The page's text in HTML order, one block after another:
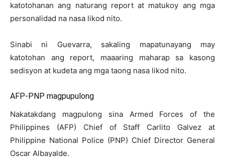
katotohanan ang naturang report at matukoy ang mga
personalidad na nasa likod nito.
Sinabi ni Guevarra, sakaling mapatunayang may
katotohan ang report, maaaring maharap sa kasong
sedisyon at kudeta ang mga taong nasa likod nito.
AFP-PNP magpupulong
Nakatakdang magpulong sina Armed Forces of the
Philippines (AFP) Chief of Staff Carlito Galvez at
Philippine National Police (PNP) Chief Director General
Oscar Albayalde.